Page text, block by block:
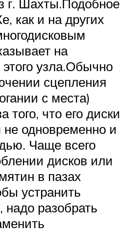
г. Шахты.Подобное
как и на других
на
узла.Обычно
сцепления
с места)
того, что его диски
не одновременно и
Чаще всего
дисков или
в пазах
устранить
надо разобрать